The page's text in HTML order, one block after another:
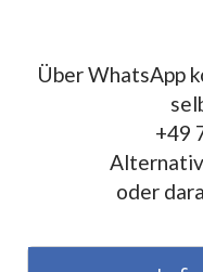
Über WhatsApp
+49
Alternativ
oder